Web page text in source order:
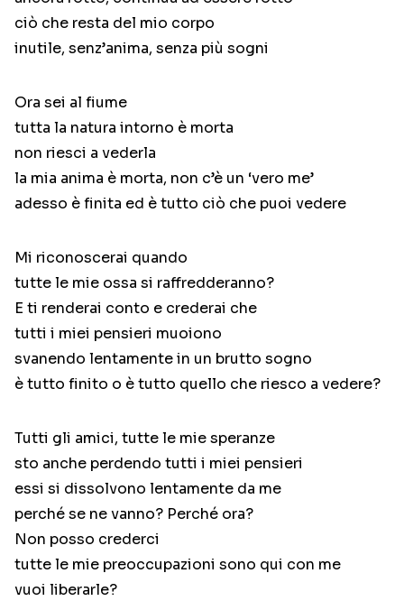
ciò che resta del mio corpo
inutile, senz’anima, senza più sogni
Ora sei al fiume
tutta la natura intorno è morta
non riesci a vederla
la mia anima è morta, non c’è un ‘vero me’
adesso è finita ed è tutto ciò che puoi vedere
Mi riconoscerai quando
tutte le mie ossa si raffredderanno?
E ti renderai conto e crederai che
tutti i miei pensieri muoiono
svanendo lentamente in un brutto sogno
è tutto finito o è tutto quello che riesco a vedere?
Tutti gli amici, tutte le mie speranze
sto anche perdendo tutti i miei pensieri
essi si dissolvono lentamente da me
perché se ne vanno? Perché ora?
Non posso crederci
tutte le mie preoccupazioni sono qui con me
vuoi liberarle?